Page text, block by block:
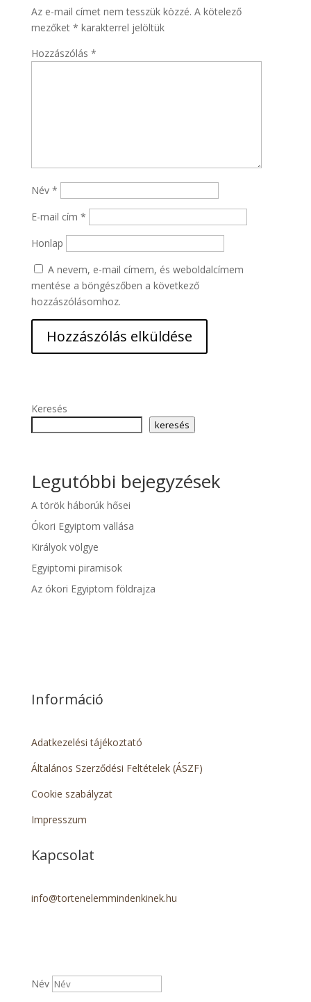
Az e-mail címet nem tesszük közzé. A kötelező
mezőket * karakterrel jelöltük
Hozzászólás *
Név *
E-mail cím *
Honlap
A nevem, e-mail címem, és weboldalcímem
mentése a böngészőben a következő
hozzászólásomhoz.
Keresés
keresés
Legutóbbi bejegyzések
A török háborúk hősei
Ókori Egyiptom vallása
Királyok völgye
Egyiptomi piramisok
Az ókori Egyiptom földrajza
Információ
Adatkezelési tájékoztató
Általános Szerződési Feltételek (ÁSZF)
Cookie szabályzat
Impresszum
Kapcsolat
info@tortenelemmindenkinek.hu
Név